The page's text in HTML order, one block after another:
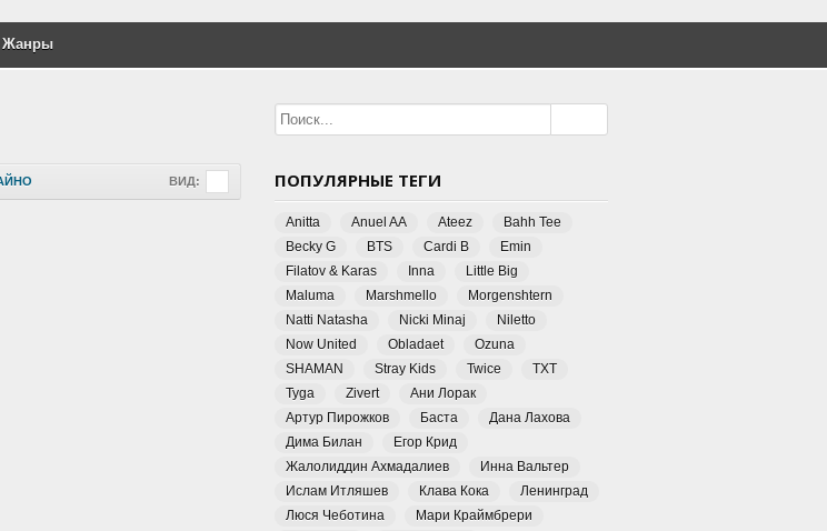
Жанры
ВИД: ПОПУЛЯРНЫЕ ТЕГИ
Anitta Anuel AA Ateez
Bahh Tee
Becky G
BTS Cardi B
Emin
Filatov & Karas
Inna
Little Big
Maluma
Marshmello
Morgenshtern
Natti Natasha
Nicki Minaj
Niletto
Now United
Obladaet
Ozuna
SHAMAN
Stray Kids Twice
TXT
Tyga
Zivert
Ани Лорак
Артур Пирожков
Баста
Дана Лахова
Дима Билан
Егор Крид
Жалолиддин Ахмадалиев
Инна Вальтер
Ислам Итляшев
Клава Кока
Ленинград
Люся Чеботина
Мари Краймбрери